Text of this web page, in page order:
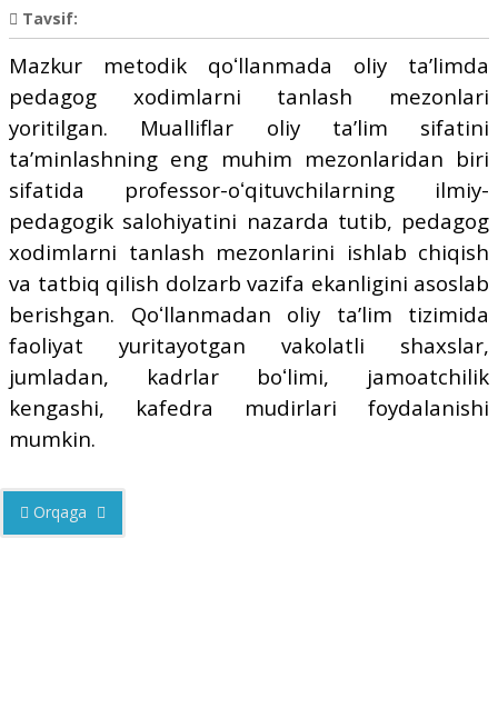
Tavsif:
Mazkur metodik qoʻllanmada oliy taʼlimda
pedagog xodimlarni tanlash mezonlari
yoritilgan. Mualliflar oliy taʼlim sifatini
taʼminlashning eng muhim mezonlaridan biri
sifatida professor-oʻqituvchilarning ilmiy-
pedagogik salohiyatini nazarda tutib, pedagog
xodimlarni tanlash mezonlarini ishlab chiqish
va tatbiq qilish dolzarb vazifa ekanligini asoslab
berishgan. Qoʻllanmadan oliy taʼlim tizimida
faoliyat yuritayotgan vakolatli shaxslar,
jumladan, kadrlar boʻlimi, jamoatchilik
kengashi, kafedra mudirlari foydalanishi
mumkin.
Orqaga